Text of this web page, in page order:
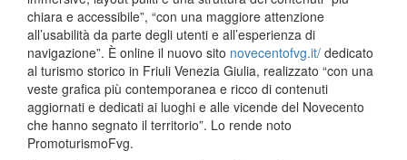
chiara e accessibile”, “con una maggiore attenzione
all’usabilità da parte degli utenti e all’esperienza di
navigazione”. È online il nuovo sito novecentofvg.it/ dedicato
al turismo storico in Friuli Venezia Giulia, realizzato “con una
veste grafica più contemporanea e ricco di contenuti
aggiornati e dedicati ai luoghi e alle vicende del Novecento
che hanno segnato il territorio”. Lo rende noto
PromoturismoFvg.